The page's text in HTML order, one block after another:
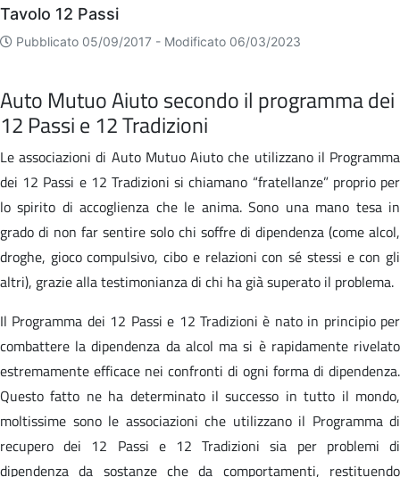
Archivio
Tavolo 12 Passi
Pubblicato 05/09/2017 - Modificato 06/03/2023
Auto Mutuo Aiuto secondo il programma dei
12 Passi e 12 Tradizioni
Le associazioni di Auto Mutuo Aiuto che utilizzano il Programma
dei 12 Passi e 12 Tradizioni si chiamano “fratellanze” proprio per
lo spirito di accoglienza che le anima. Sono una mano tesa in
grado di non far sentire solo chi soffre di dipendenza (come alcol,
droghe, gioco compulsivo, cibo e relazioni con sé stessi e con gli
altri), grazie alla testimonianza di chi ha già superato il problema.
Il Programma dei 12 Passi e 12 Tradizioni è nato in principio per
combattere la dipendenza da alcol ma si è rapidamente rivelato
estremamente efficace nei confronti di ogni forma di dipendenza.
Questo fatto ne ha determinato il successo in tutto il mondo,
moltissime sono le associazioni che utilizzano il Programma di
recupero dei 12 Passi e 12 Tradizioni sia per problemi di
dipendenza da sostanze che da comportamenti, restituendo